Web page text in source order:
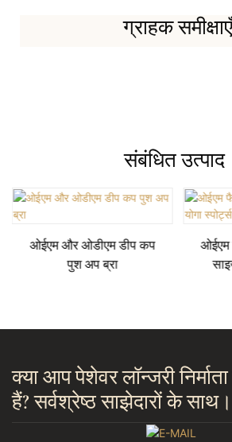
ग्राहक समीक्षाएँ
संबंधित उत्पाद
ओईएम और ओडीएम डीप कप
पुश अप ब्रा
ओईएम
क्या आप पेशेवर लॉन्जरी
हैं? सर्वश्रेष्ठ साझेदारों के साथ।